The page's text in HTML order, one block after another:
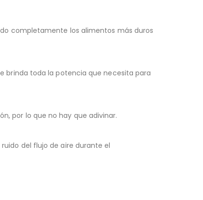
completamente los alimentos más duros
brinda toda la potencia que necesita para
por lo que no hay que adivinar.
del flujo de aire durante el